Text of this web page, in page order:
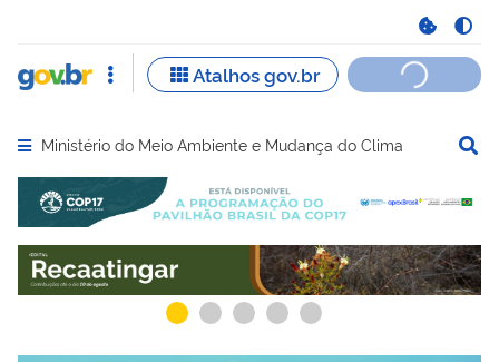
Abrir menu principal de navegação
Ministério do Meio Ambiente e Mudança do Clima
Serviços recomendados para você Serviços